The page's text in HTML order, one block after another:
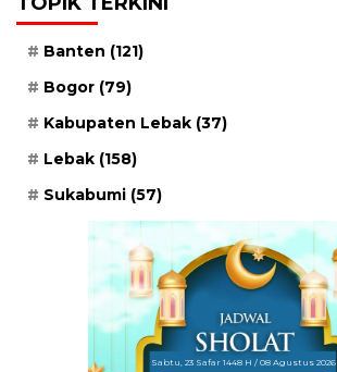
Banten (121)
Bogor (79)
Kabupaten Lebak (37)
Lebak (158)
Sukabumi (57)
Sabtu, 23 Safar 1448 H / 08 Agustus 2026